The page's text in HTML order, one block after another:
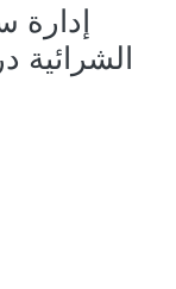
إدارة
الشرائية